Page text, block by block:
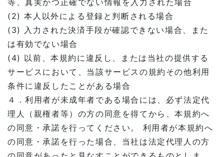
等、真実かつ正確でない情報を入力された場合
(2) 本人以外による登録と判断される場合
(3) 入力された決済手段が確認できない場合、また
は有効でない場合
(4) 以前、本規約に違反し、または当社の提供する
サービスにおいて、当該サービスの規約その他利用
条件に違反したことがある場合
４．利用者が未成年者である場合には、必ず法定代
理人（親権者等）の方の同意を得てから、本規約へ
の同意・承諾を行ってください。 利用者が本規約へ
の同意・承諾を行った場合、当社は法定代理人の方